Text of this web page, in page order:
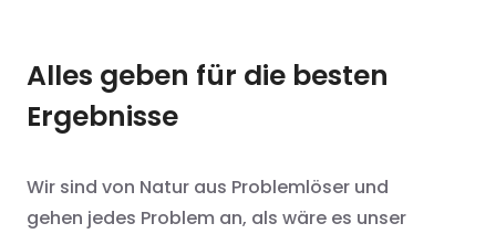
Alles geben für die besten
Ergebnisse
Wir sind von Natur aus Problemlöser und
gehen jedes Problem an, als wäre es unser